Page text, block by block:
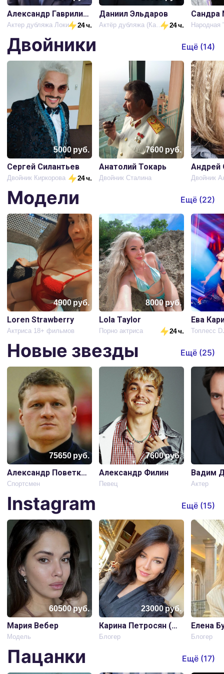
Александр Гаврилин (голос Локи)
Актер дубляжа Локи 24 ч.
Даниил Эльдаров
Актёр дубляжа (Капитан Америка) 24 ч.
Сандра
Двойники Ещё (14)
5000руб.
Сергей Силантьев
Двойник Киркорова 24 ч.
7600руб.
Анатолий Токарь
Двойник Сталина
Андрей
Модели Ещё (22)
4900руб.
Loren Strawberry
Актриса 18+ фильмов
8000руб.
Lola Taylor
Порно актриса 24 ч.
Ева
Новые звезды Ещё (25)
75650руб.
Александр Поветкин
Спортсмен
7600руб.
Александр Филин
Певец
Вадим
Актер
Instagram Ещё (15)
60500руб.
Мария Вебер
Модель
23000руб.
Карина Петросян (Матильда)
Блогер
Елена
Блогер
Пацанки Ещё (17)